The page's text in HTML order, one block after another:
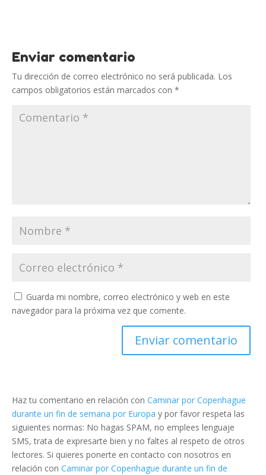
Enviar comentario
Tu dirección de correo electrónico no será publicada. Los
campos obligatorios están marcados con *
Guarda mi nombre, correo electrónico y web en este
navegador para la próxima vez que comente.
Haz tu comentario en relación con Caminar por Copenhague
durante un fin de semana por Europa y por favor respeta las
siguientes normas: No hagas SPAM, no emplees lenguaje
SMS, trata de expresarte bien y no faltes al respeto de otros
lectores. Si quieres ponerte en contacto con nosotros en
relación con Caminar por Copenhague durante un fin de